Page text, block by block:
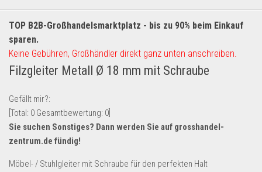
Geschenkartikel
Handy und Smartphone
Kosmetik & Pflege
Multimedia & Elektro
Münzen
Spielzeug & Games
Schuhe & Accessoires
TOP B2B-Großhandelsmarktplatz - bis zu 90% beim Einkauf
sparen.
Keine Gebühren, Großhändler direkt ganz unten anschreiben.
Filzgleiter Metall Ø 18 mm mit Schraube
Gefällt mir?:
[Total: 0 Gesamtbewertung: 0
Sie suchen Sonstiges? Dann werden Sie auf grosshandel-
zentrum.de fündig!
Möbel- / Stuhlgleiter mit Schraube für den perfekten Halt